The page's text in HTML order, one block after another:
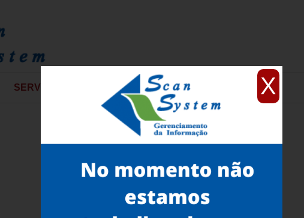
X
SERVIÇOS CONTATO